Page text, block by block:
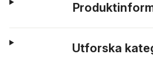
Utforska